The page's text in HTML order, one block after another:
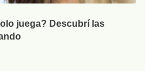
juega? Descubrí las